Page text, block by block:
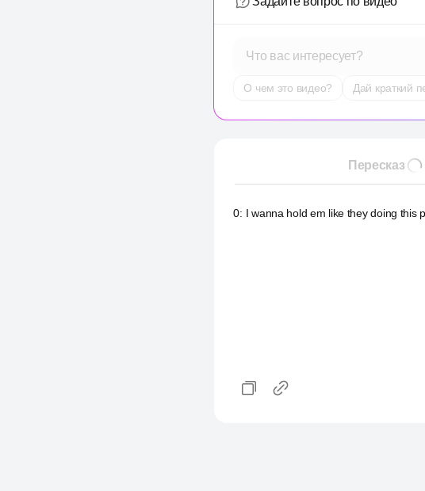
Что вас интересует?
О чем это видео? Дай краткий
Пересказ
0: I wanna hold em like they doing this